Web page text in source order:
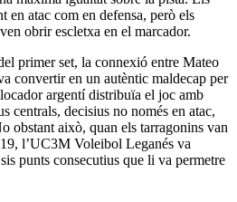
en atac com en defensa, però els
obrir escletxa en el marcador.
primer set, la connexió entre Mateo
convertir en un autèntic maldecap per
argentí distribuïa el joc amb
centrals, decisius no només en atac,
obstant això, quan els tarragonins van
l’UC3M Voleibol Leganés va
punts consecutius que li va permetre